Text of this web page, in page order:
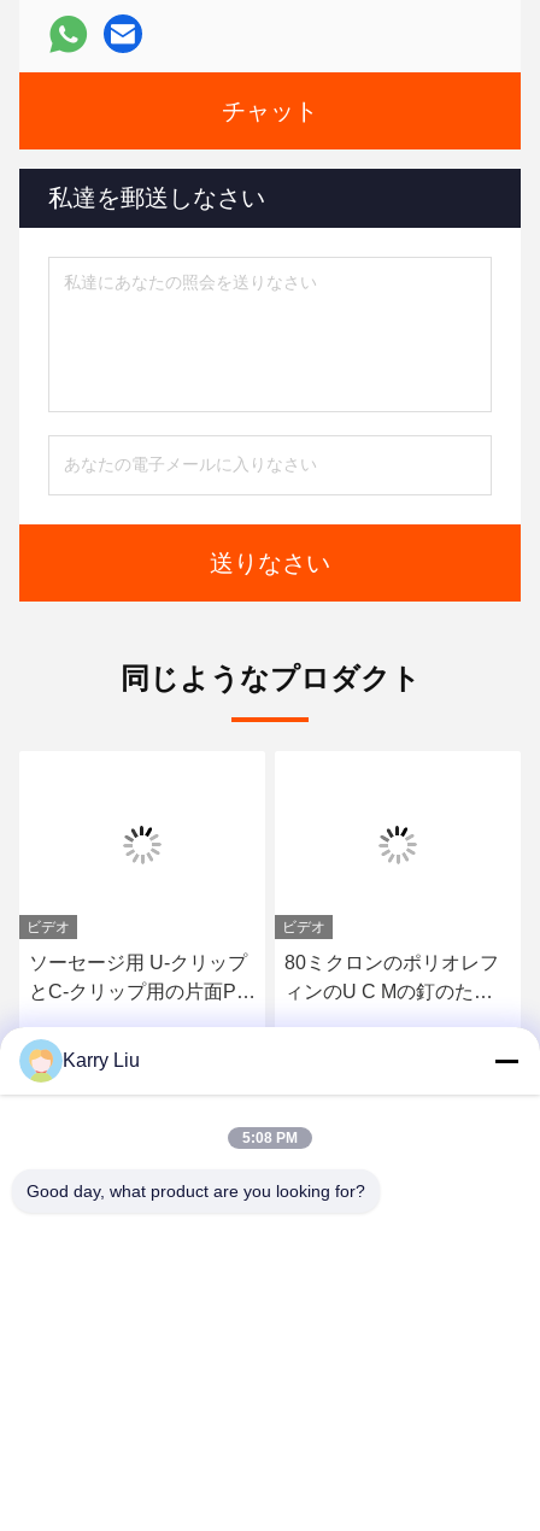
チャット
私達を郵送しなさい
送りなさい
同じようなプロダクト
ビデオ
ソーセージ用 U-クリップ
とC-クリップ用の片面PO
ビデオ
80ミクロンのポリオレフ
ィンのU C Mの釘のため
Karry Liu
5:08 PM
Good day, what product are you looking for?